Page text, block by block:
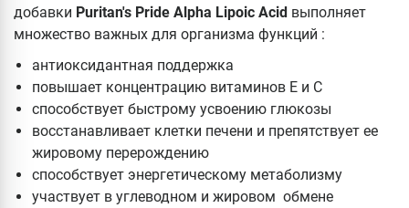
добавки Puritan's Pride Alpha Lipoic Acid выполняет
множество важных для организма функций :
антиоксидантная поддержка
повышает концентрацию витаминов Е и С
способствует быстрому усвоению глюкозы
восстанавливает клетки печени и препятствует ее
жировому перерождению
способствует энергетическому метаболизму
участвует в углеводном и жировом обмене